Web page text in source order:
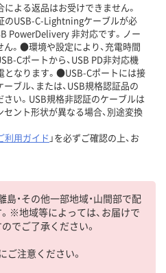
による返品はお受けできません。
のUSB-C-Lightningケーブルが必
PowerDelivery 非対応です。ノー
。●環境や設定により、充電時間
Cポートから、USB PD非対応機
となります。●USB-Cポートには接
ブル、または、USB規格認証品の
い。USB規格非認証のケーブルは
ント形状が異なる場合、別途変換
利用ガイド 」を必ずご確認の上、お
島・その他一部地域・山間部で配
※地域等によっては、お届けで
でご了承ください。
ご注意ください。